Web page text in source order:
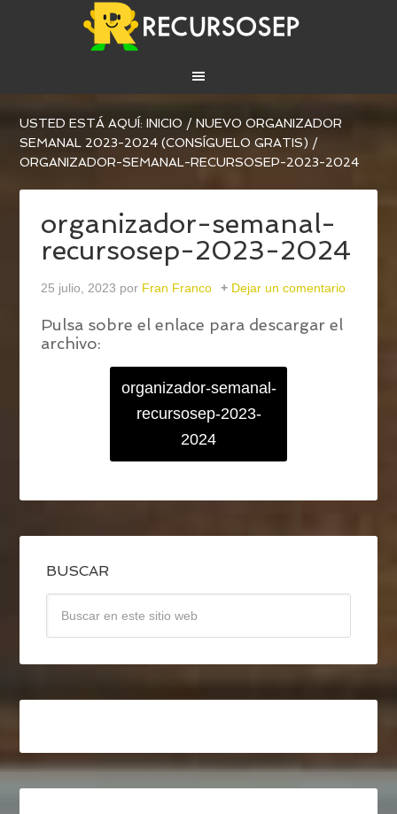
USTED ESTÁ AQUÍ:INICIO / NUEVO ORGANIZADOR
SEMANAL 2023-2024 (CONSÍGUELO GRATIS) /
ORGANIZADOR-SEMANAL-RECURSOSEP-2023-2024
organizador-semanal-
recursosep-2023-2024
25 julio, 2023 por Fran Franco Dejar un comentario
Pulsa sobre el enlace para descargar el
archivo:
organizador-semanal-
recursosep-2023-
2024
BUSCAR